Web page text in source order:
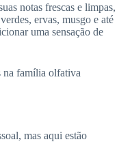
notas frescas e limpas,
ervas, musgo e até
uma sensação de
na família olfativa
mas aqui estão